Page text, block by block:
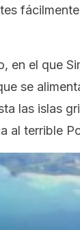
en el que
se
las islas
al terrible